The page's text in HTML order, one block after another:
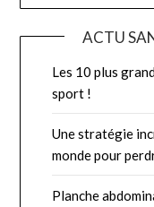
ACTU
Les 10 plus
sport !
Une stratégie
monde pour
Planche